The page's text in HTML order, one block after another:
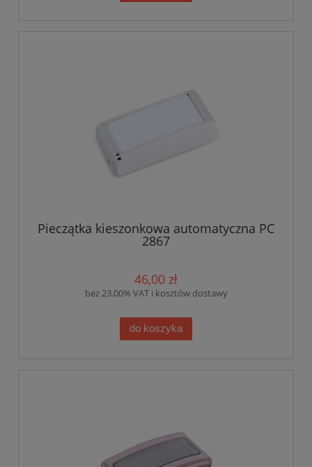
Pieczątka kieszonkowa automatyczna PC
2867
46,00 zł
bez 23.00% VAT i kosztów dostawy
do koszyka